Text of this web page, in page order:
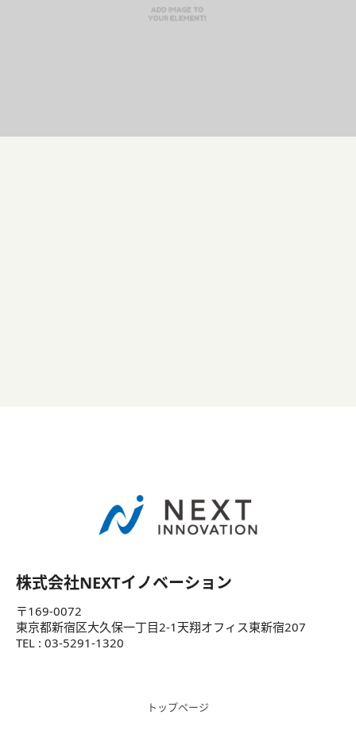
株式会社NEXTイノベーション
〒169-0072
東京都新宿区大久保一丁目2-1天翔オフィス東新宿207
TEL : 03-5291-1320
トップページ